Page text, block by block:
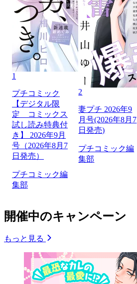
1
プチコミック
【デジタル限
定 コミックス
試し読み特典付
き】 2026年9月
号（2026年8月7
日発売）
プチコミック編
集部
2
妻プチ 2026年9
月号(2026年8月7
日発売)
プチコミック編
集部
開催中のキャンペーン
もっと見る